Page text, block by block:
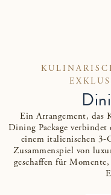
Ein Arrangement, das
Dining Package
einem italienischen
Zusammenspiel von
geschaffen für